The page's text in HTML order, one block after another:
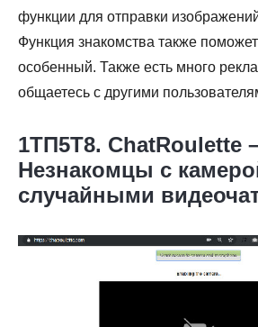
функции для отправки
Функция знакомства также
особенный. Также есть много
общаетесь с другими
1ТП5Т8. ChatRoulette
Незнакомцы с
случайными